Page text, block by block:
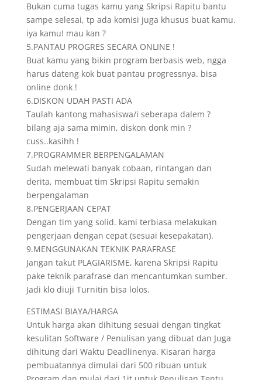
Bukan cuma tugas kamu yang Skripsi Rapitu bantu
sampe selesai, tp ada komisi juga khusus buat kamu.
iya kamu! mau kan ?
5.PANTAU PROGRES SECARA ONLINE !
Buat kamu yang bikin program berbasis web, ngga
harus dateng kok buat pantau progressnya. bisa
online donk !
6.DISKON UDAH PASTI ADA
Taulah kantong mahasiswa/i seberapa dalem ?
bilang aja sama mimin, diskon donk min ?
cuss..kasihh !
7.PROGRAMMER BERPENGALAMAN
Sudah melewati banyak cobaan, rintangan dan
derita, membuat tim Skripsi Rapitu semakin
berpengalaman
8.PENGERJAAN CEPAT
Dengan tim yang solid. kami terbiasa melakukan
pengerjaan dengan cepat (sesuai kesepakatan).
9.MENGGUNAKAN TEKNIK PARAFRASE
Jangan takut PLAGIARISME, karena Skripsi Rapitu
pake teknik parafrase dan mencantumkan sumber.
Jadi klo diuji Turnitin bisa lolos.
ESTIMASI BIAYA/HARGA
Untuk harga akan dihitung sesuai dengan tingkat
kesulitan Software / Penulisan yang dibuat dan Juga
dihitung dari Waktu Deadlinenya. Kisaran harga
pembuatannya dimulai dari 500 ribuan untuk